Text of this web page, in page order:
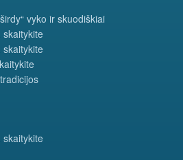
vyko ir skuodiškiai